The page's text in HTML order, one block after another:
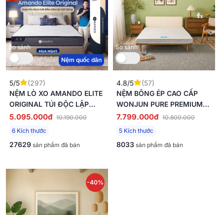
So sánh
Nệm quốc dân
5/5
(297)
NỆM LÒ XO AMANDO ELITE
ORIGINAL TÚI ĐỘC LẬP
TIÊU CHUẨN KHÁCH SẠN 5
SAO DÀY 23CM
5.095.000đ 10.190.000
6 Kích thước
27629 sản phẩm đã bán
So sánh
4.8/5
(57)
NỆM BÔNG ÉP CAO CẤP
WONJUN PURE PREMIUM
NÂNG ĐỠ VỮNG CHẮC DÀY
12CM GẤP 2
7.799.000đ 10.800.000
5 Kích thước
8033 sản phẩm đã bán
-40%